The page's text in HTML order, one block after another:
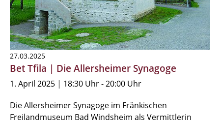
27.03.2025
Bet Tfila | Die Allersheimer Synagoge
1. April 2025 | 18:30 Uhr - 20:00 Uhr
Die Allersheimer Synagoge im Fränkischen
Freilandmuseum Bad Windsheim als Vermittlerin